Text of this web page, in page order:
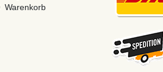
Warenkorb